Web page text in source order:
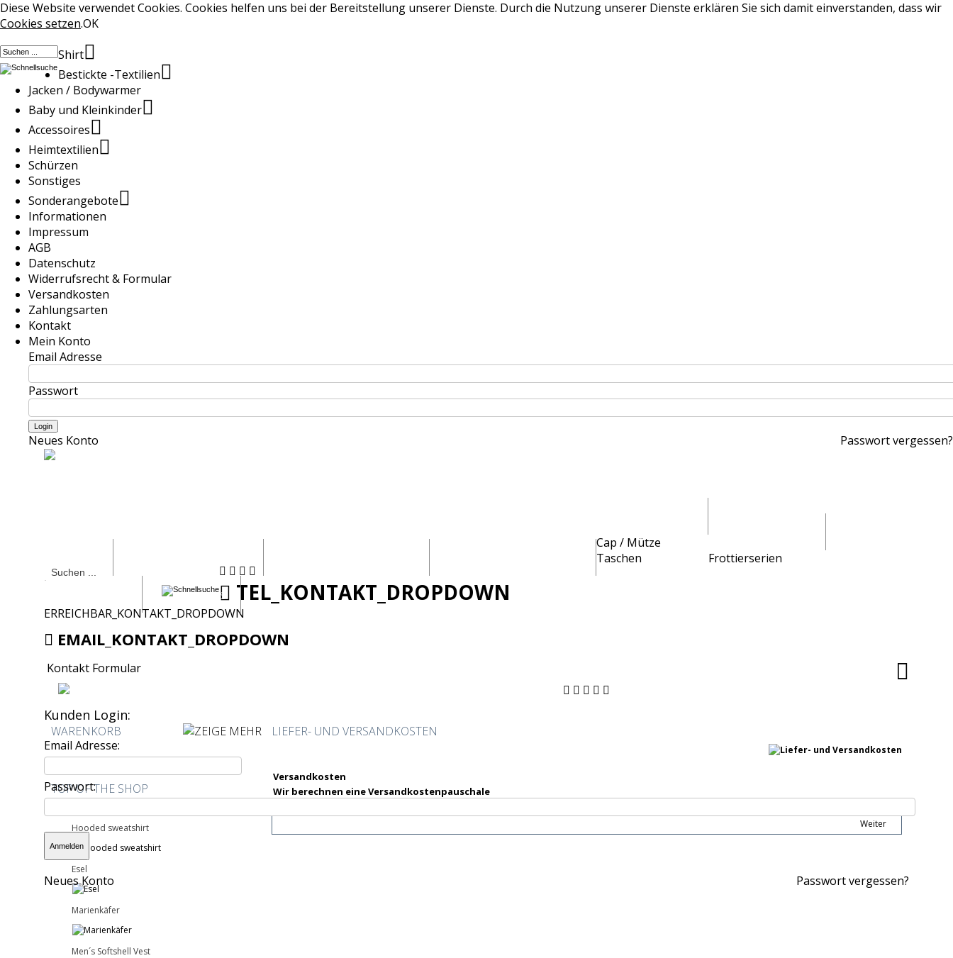
Diese Website verwendet Cookies. Cookies helfen uns bei der Bereitstellung unserer Dienste. Durch die Nutzung unserer Dienste erklären Sie sich damit einverstanden, dass wir
Cookies setzen.OK
Shirt
Bestickte -Textilien
Jacken / Bodywarmer
Baby und Kleinkinder
Accessoires
Heimtextilien
Schürzen
Sonstiges
Sonderangebote
Informationen
Impressum
AGB
Datenschutz
Widerrufsrecht & Formular
Versandkosten
Zahlungsarten
Kontakt
Mein Konto
Email Adresse
Passwort
Neues Konto Passwort vergessen?
Cap / Mütze
Taschen
Frottierserien
Sonstiges TEL_KONTAKT_DROPDOWN
ERREICHBAR_KONTAKT_DROPDOWN
EMAIL_KONTAKT_DROPDOWN
Kontakt Formular
Kunden Login:
Email Adresse:
Passwort:
Neues Konto Passwort vergessen?
WARENKORB
TOP OF THE SHOP
Hooded sweatshirt
Esel
Marienkäfer
Men´s Softshell Vest
LIEFER- UND VERSANDKOSTEN
Versandkosten
Wir berechnen eine Versandkostenpauschale
Weiter